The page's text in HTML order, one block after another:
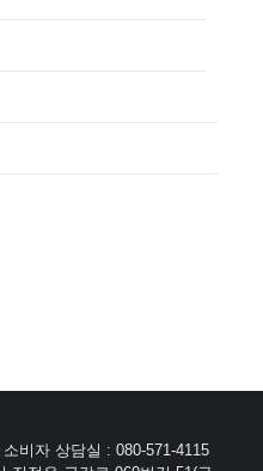
비자 상담실 : 080-571-4115